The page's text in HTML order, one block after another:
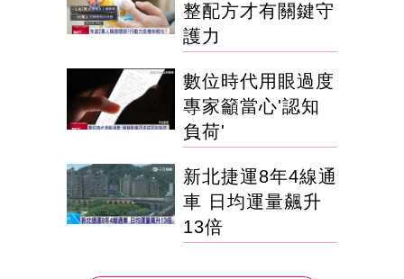
整配方才有關鍵守
護力
數位時代用眼過度
專家籲當心'認知
負荷'
新北捷運8年4線通
車 日均運量飆升
13倍